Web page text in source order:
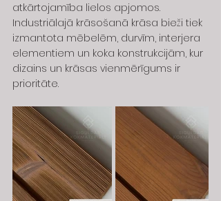
atkārtojamība lielos apjomos.
Industriālajā krāsošanā krāsa bieži tiek
izmantota mēbelēm, durvīm, interjera
elementiem un koka konstrukcijām, kur
dizains un krāsas vienmērīgums ir
prioritāte.